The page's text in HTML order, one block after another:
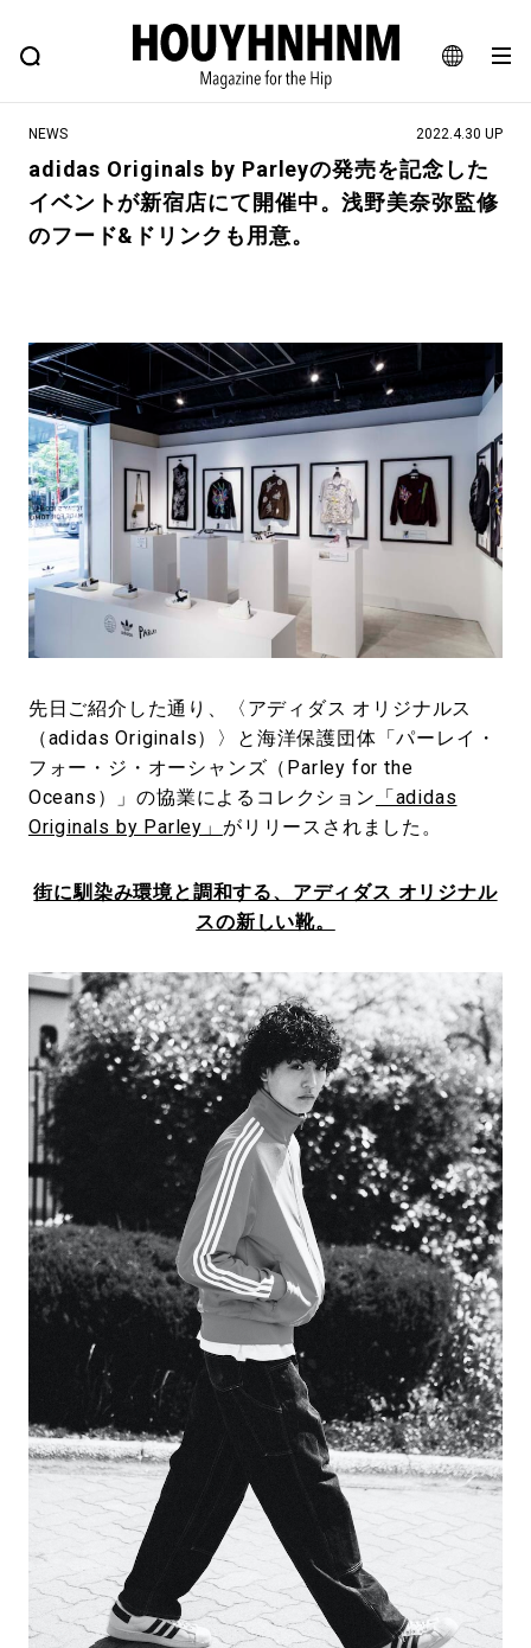
JA
EN
FEATURE BLOG SNAP
ヒップなファッション、カルチャー、ライフスタイルWEBマガジン
#注目のタグ
#NEW VINTAGE #マイナーグッド図鑑
#路地裏てぃーん。 #MONTHLY JOURNAL
#GH 銘品の所以 #フイナムのYouTube
#Commune H #AH.H
#ととけん #FASHION #MUSIC #MOVIE
#LIFESTYLE #SNEAKER #OUTDOOR
#SPORTS
NEWS 2022.4.30 UP
adidas Originals by Parleyの発売を記念した
イベントが新宿店にて開催中。浅野美奈弥監修
のフード&ドリンクも用意。
先日ご紹介した通り、〈アディダス オリジナルス
（adidas Originals）〉と海洋保護団体「パーレイ・
フォー・ジ・オーシャンズ（Parley for the
Oceans）」の協業によるコレクション 「adidas
Originals by Parley」 がリリースされました。
街に馴染み環境と調和する、アディダス オリジナル
スの新しい靴。